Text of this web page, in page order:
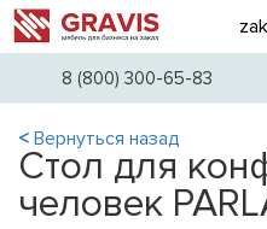
8 (800) 300-65-83
< Вернуться назад
Стол для
человек